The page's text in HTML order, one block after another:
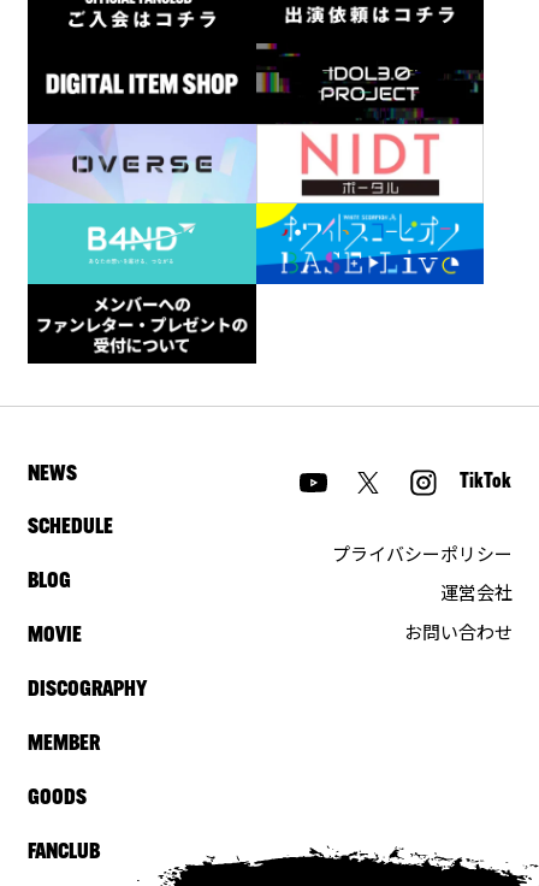
NEWS
SCHEDULE
BLOG
MOVIE
DISCOGRAPHY
MEMBER
GOODS
FANCLUB
TikTok
プライバシーポリシー
運営会社
お問い合わせ